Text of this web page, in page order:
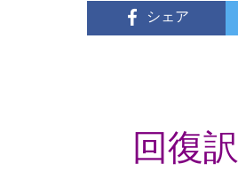
シェア
回復